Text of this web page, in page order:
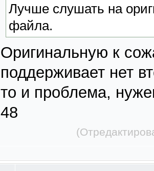
Лучше слушать на
файла.
Оригинальную к
поддерживает нет
то и проблема,
48